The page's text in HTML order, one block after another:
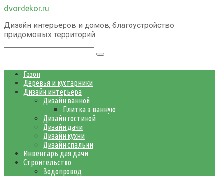
Перейти
контенту
dvordekor.ru
Дизайн интерьеров и домов, благоустройство
придомовых территорий
Газон
Деревья и кустарники
Дизайн интерьера
Дизайн ванной
Плитка в ванную
Дизайн гостиной
Дизайн дачи
Дизайн кухни
Дизайн спальни
Инвентарь для дачи
Строительство
Водопровод